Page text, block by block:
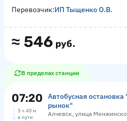
≈ 546 руб.
Перевозчик:ИП Тыщенко О.В.
В пределах станции
07:20
Автобусная
рынок"
Алчевск, улица
5 ч 40 м
в пути